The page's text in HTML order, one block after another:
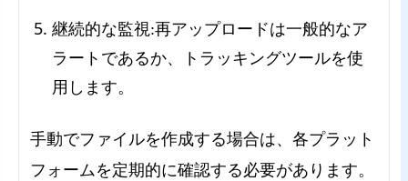
継続的な監視:再アップロードは一般的なア
ラートであるか、トラッキングツールを使
用します。
手動でファイルを作成する場合は、各プラット
フォームを定期的に確認する必要があります。